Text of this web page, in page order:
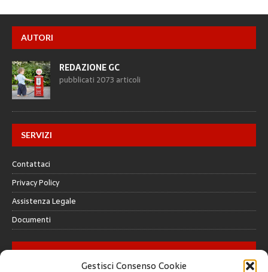
Gestisci Consenso Cookie
AUTORI
REDAZIONE GC
pubblicati 2073 articoli
SERVIZI
Contattaci
Privacy Policy
Assistenza Legale
Documenti
GALLERY